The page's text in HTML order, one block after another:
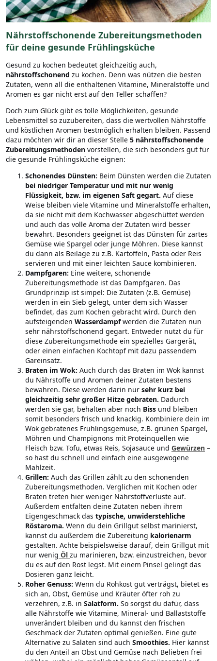
Nährstoffschonende Zubereitungsmethoden
für deine gesunde Frühlingsküche
Gesund zu kochen bedeutet gleichzeitig auch,
nährstoffschonend zu kochen. Denn was nützen die besten
Zutaten, wenn all die enthaltenen Vitamine, Mineralstoffe und
Aromen es gar nicht erst auf den Teller schaffen?
Doch zum Glück gibt es tolle Möglichkeiten, gesunde
Lebensmittel so zuzubereiten, dass die wertvollen Nährstoffe
und köstlichen Aromen bestmöglich erhalten bleiben. Passend
dazu möchten wir dir an dieser Stelle 5 nährstoffschonende
Zubereitungsmethoden vorstellen, die sich besonders gut für
die gesunde Frühlingsküche eignen:
Schonendes Dünsten: Beim Dünsten werden die Zutaten
bei niedriger Temperatur und mit nur wenig
Flüssigkeit, bzw. im eigenen Saft gegart. Auf diese
Weise bleiben viele Vitamine und Mineralstoffe erhalten,
da sie nicht mit dem Kochwasser abgeschüttet werden
und auch das volle Aroma der Zutaten wird besser
bewahrt. Besonders geeignet ist das Dünsten für zartes
Gemüse wie Spargel oder junge Möhren. Diese kannst
du dann als Beilage zu z.B. Kartoffeln, Pasta oder Reis
servieren und mit einer leichten Sauce kombinieren.
Dampfgaren: Eine weitere, schonende
Zubereitungsmethode ist das Dampfgaren. Das
Grundprinzip ist simpel: Die Zutaten (z.B. Gemüse)
werden in ein Sieb gelegt, unter dem sich Wasser
befindet, das zum Kochen gebracht wird. Durch den
aufsteigenden Wasserdampfwerden die Zutaten nun
sehr nährstoffschonend gegart. Entweder nutzt du für
diese Zubereitungsmethode ein spezielles Gargerät,
oder einen einfachen Kochtopf mit dazu passendem
Gareinsatz.
Braten im Wok: Auch durch das Braten im Wok kannst
du Nährstoffe und Aromen deiner Zutaten bestens
bewahren. Diese werden darin nur sehr kurz bei
gleichzeitig sehr großer Hitze gebraten. Dadurch
werden sie gar, behalten aber noch Biss und bleiben
somit besonders frisch und knackig. Kombiniere dein im
Wok gebratenes Frühlingsgemüse, z.B. grünen Spargel,
Möhren und Champignons mit Proteinquellen wie
Fleisch bzw. Tofu, etwas Reis, Sojasauce und Gewürzen –
so hast du schnell und einfach eine ausgewogene
Mahlzeit.
Grillen: Auch das Grillen zählt zu den schonenden
Zubereitungsmethoden. Verglichen mit Kochen oder
Braten treten hier weniger Nährstoffverluste auf.
Außerdem entfalten deine Zutaten neben ihrem
Eigengeschmack das typische, unwiderstehliche
Röstaroma. Wenn du dein Grillgut selbst marinierst,
kannst du außerdem die Zubereitung kalorienarm
gestalten. Achte beispielsweise darauf, dein Grillgut mit
nur wenig Öl zu marinieren, bzw. einzustreichen, bevor
du es auf den Rost legst. Mit einem Pinsel gelingt das
Dosieren ganz leicht.
Roher Genuss: Wenn du Rohkost gut verträgst, bietet es
sich an, Obst, Gemüse und Kräuter öfter roh zu
verzehren, z.B. in Salatform. So sorgst du dafür, dass
alle Nährstoffe wie Vitamine, Mineral- und Ballaststoffe
unverändert bleiben und du kannst den frischen
Geschmack der Zutaten optimal genießen. Eine gute
Alternative zu Salaten sind auch Smoothies. Hier kannst
du den Anteil an Obst und Gemüse nach Belieben frei